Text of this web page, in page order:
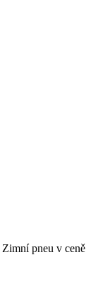
Zimní pneu v ceně